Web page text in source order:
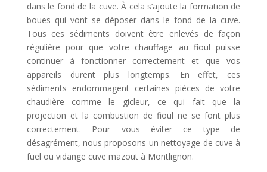
dans le fond de la cuve. À cela s’ajoute la formation de
boues qui vont se déposer dans le fond de la cuve.
Tous ces sédiments doivent être enlevés de façon
régulière pour que votre chauffage au fioul puisse
continuer à fonctionner correctement et que vos
appareils durent plus longtemps. En effet, ces
sédiments endommagent certaines pièces de votre
chaudière comme le gicleur, ce qui fait que la
projection et la combustion de fioul ne se font plus
correctement. Pour vous éviter ce type de
désagrément, nous proposons un nettoyage de cuve à
fuel ou vidange cuve mazout à Montlignon.